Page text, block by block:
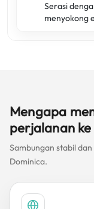
Serasi
menyokong
Mengapa
perjalanan
Sambungan stabil
Dominica.